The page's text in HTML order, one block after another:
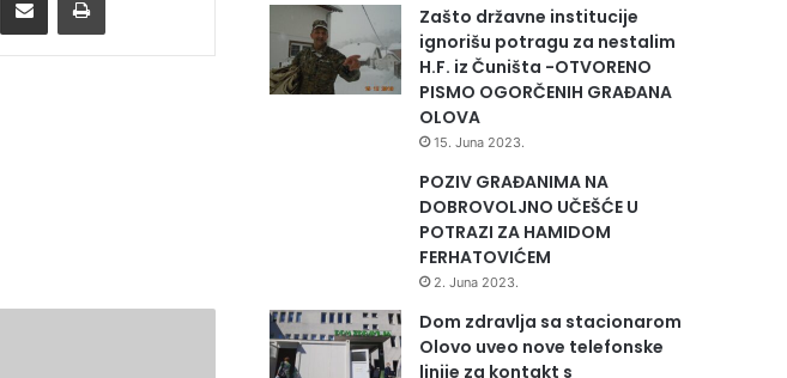
Zašto državne institucije
ignorišu potragu za nestalim
H.F. iz Čuništa -OTVORENO
PISMO OGORČENIH GRAĐANA
OLOVA
15. Juna 2023.
POZIV GRAĐANIMA NA
DOBROVOLJNO UČEŠĆE U
POTRAZI ZA HAMIDOM
FERHATOVIĆEM
2. Juna 2023.
Dom zdravlja sa stacionarom
Olovo uveo nove telefonske
linije za kontakt s